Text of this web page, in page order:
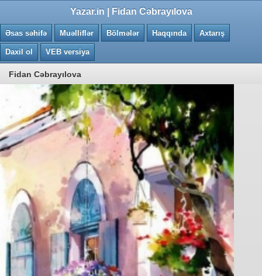
Yazar.in | Fidan Cəbrayılova
Əsas səhifə Muəlliflər Bölmələr Haqqında Axtarış
Daxil ol VEB versiya
Fidan Cəbrayılova